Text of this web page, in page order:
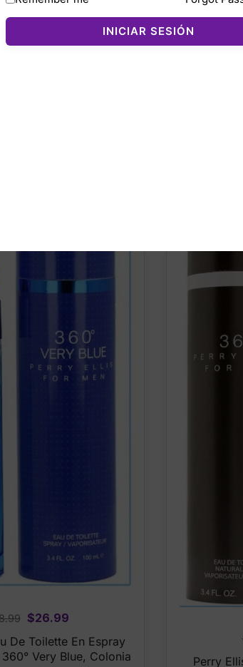
Original
price
was:
$26.99Current
price
is:
De Toilette En Espray
Very Blue, Colonia
Perry
INICIAR SESIÓN